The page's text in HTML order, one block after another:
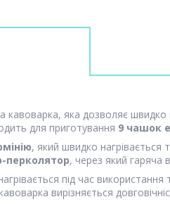
кавоварка, яка дозволяє швидко
для приготування 9 чашок
, який швидко нагрівається
перколятор, через який гаряча
під час
вирізняється